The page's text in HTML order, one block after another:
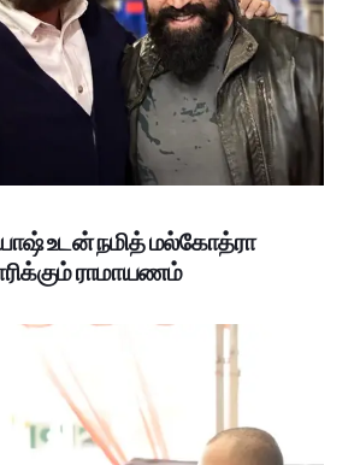
உடன் நமித் மல்கோத்ரா
ராமாயணம்